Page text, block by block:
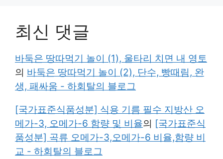
최신 댓글
바둑은 땅따먹기 놀이 (1), 울타리 치면 내 영토
의 바둑은 땅따먹기 놀이 (2), 단수, 빵때림, 완
생, 패싸움 - 하회탈의 블로그
[국가표준식품성분] 식용 기름 필수 지방산 오
메가-3, 오메가-6 함량 및 비율의 [국가표준식
품성분] 곡류 오메가-3,오메가-6 비율,함량 비
교 - 하회탈의 블로그